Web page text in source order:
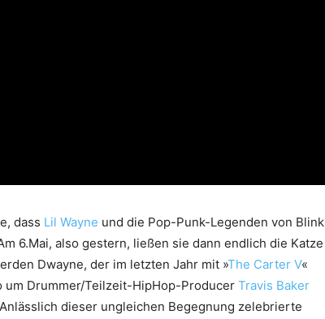
dass Lil Wayne und die Pop-Punk-Legenden von Blink
6.Mai, also gestern, ließen sie dann endlich die Katze
Dwayne, der im letzten Jahr mit »The Carter V«
Drummer/Teilzeit-HipHop-Producer Travis Baker
dieser ungleichen Begegnung zelebrierte